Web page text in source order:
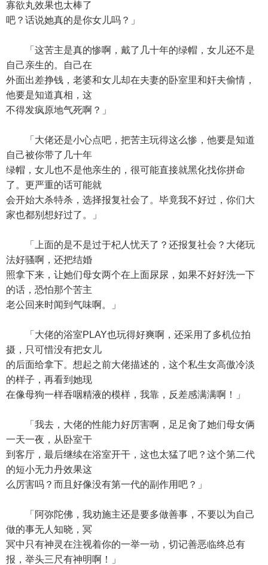
寡欲丸效果也太棒了
吧？话说她真的是你女儿吗？」
「这苦主是真的惨啊，戴了几十年的绿帽，女儿还不是
自己亲生的。自己在
外面出差挣钱，老婆和女儿却在夫妻的卧室里和奸夫偷情，
他要是知道真相，这
不得发疯原地气死啊？」
「大佬还是小心点吧，把苦主玩得这么惨，他要是知道
自己被你带了几十年
绿帽，女儿也不是他亲生的，很可能直接就黑化找你拼命
了。更严重的话可能就
会开始大杀特杀，选择报复社会了。毕竟我不好过，你们大
家也都别想好过了。」
「上面的是不是过于杞人忧天了？还报复社会？大佬玩
法好骚啊，还把结婚
照拿下来，让她们母女两个在上面尿尿，如果不好好洗一下
的话，恐怕那个苦主
老公回来时闻到气味啊。」
「大佬的浴室PLAY也玩得好爽啊，还采用了多机位拍
摄，只可惜没有把女儿
的后面给拿下。想起之前大佬描述的，这个私生女高傲冷淡
的样子，再看到她现
在像母狗一样吞咽精液的模样，我靠，反差感满满啊！」
「我去，大佬的性能力好厉害啊，足足肏了她们母女俩
一天一夜，从卧室干
到客厅，最后继续在浴室开干，这也太猛了吧？这个第二代
的短小无力丹效果这
么厉害吗？而且好像没有第一代的副作用吧？」
「阿弥陀佛，我劝施主还是要多做善事，不要以为自己
做的事无人知晓，冥
冥中只有神灵在注视着你的一举一动，切记善恶临终总有
报，举头三尺有神明啊！」